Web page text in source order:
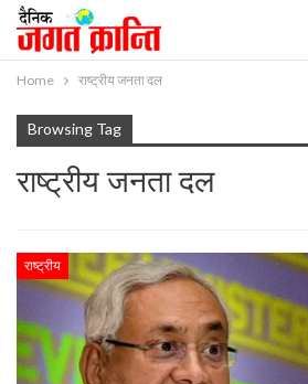
Home राष्ट्रीय जनता दल
Browsing Tag
राष्ट्रीय जनता दल
राष्ट्रीय